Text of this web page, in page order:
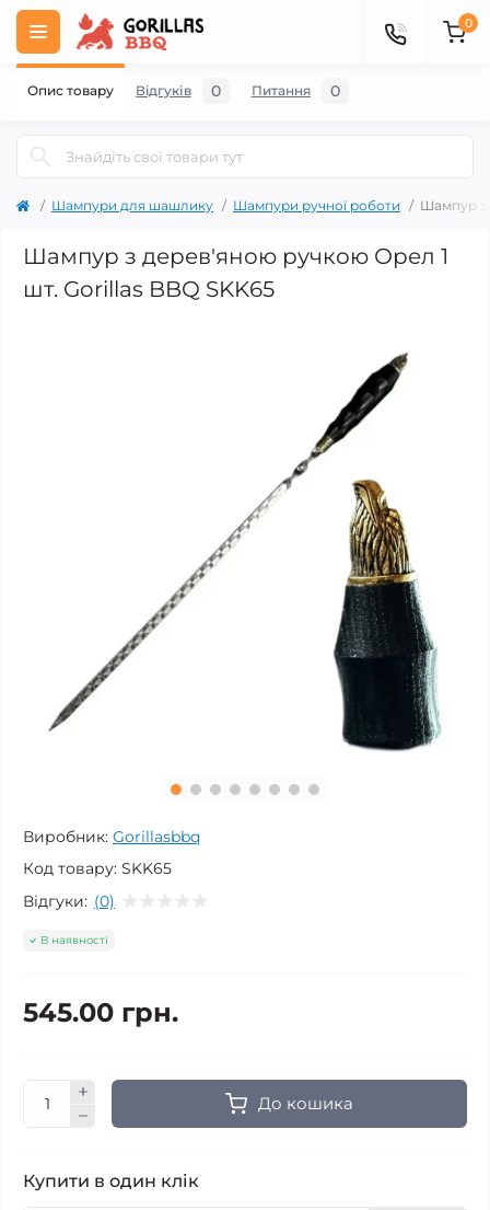
0
Шампури для шашлику Шампури ручної роботи Шампур з
Шампур з дерев'яною ручкою Орел 1
шт. Gorillas BBQ SKK65
Виробник: Gorillasbbq
Код товару: SKK65
Відгуки: (0)
В наявності
545.00 грн.
До кошика
Купити в один клік
Опис товару Відгуків 0 Питання 0